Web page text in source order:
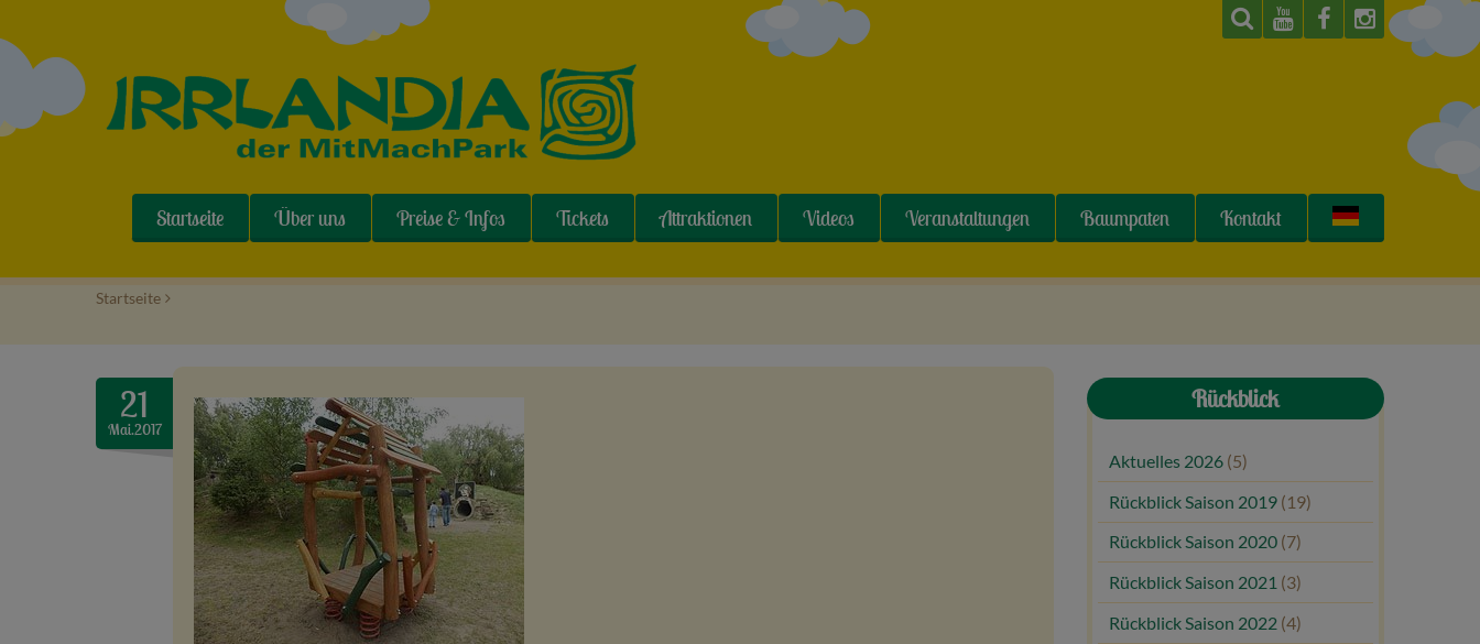
Startseite Über uns Preise & Infos Tickets Attraktionen Videos Veranstaltungen Baumpaten Kontakt
Startseite >
21
Mai.2017
Rückblick
Aktuelles 2026 (5)
Rückblick Saison 2019 (19)
Rückblick Saison 2020 (7)
Rückblick Saison 2021 (3)
Rückblick Saison 2022 (4)